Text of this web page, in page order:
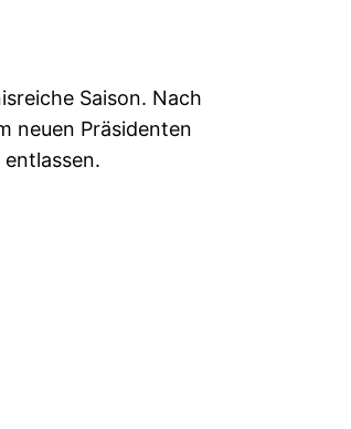
Saison. Nach
neuen Präsidenten